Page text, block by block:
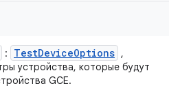
: TestDeviceOptions ,
устройства, которые будут
GCE.